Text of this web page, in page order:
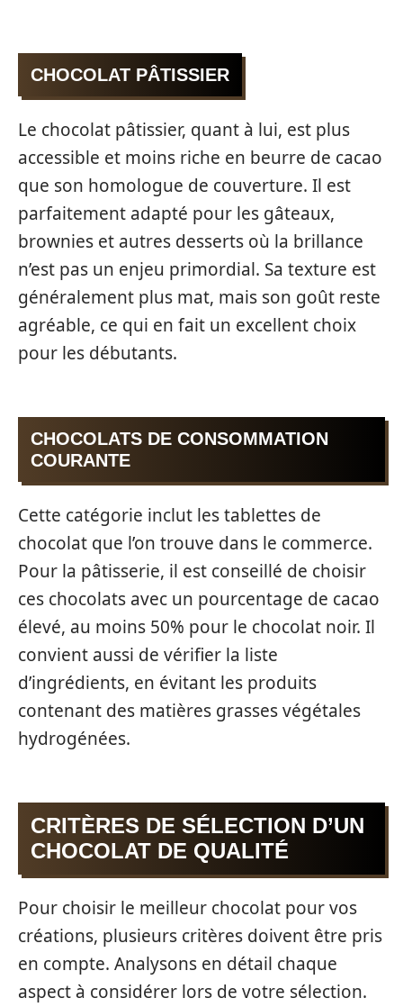
CHOCOLAT PÂTISSIER
Le chocolat pâtissier, quant à lui, est plus
accessible et moins riche en beurre de cacao
que son homologue de couverture. Il est
parfaitement adapté pour les gâteaux,
brownies et autres desserts où la brillance
n’est pas un enjeu primordial. Sa texture est
généralement plus mat, mais son goût reste
agréable, ce qui en fait un excellent choix
pour les débutants.
CHOCOLATS DE CONSOMMATION
COURANTE
Cette catégorie inclut les tablettes de
chocolat que l’on trouve dans le commerce.
Pour la pâtisserie, il est conseillé de choisir
ces chocolats avec un pourcentage de cacao
élevé, au moins 50% pour le chocolat noir. Il
convient aussi de vérifier la liste
d’ingrédients, en évitant les produits
contenant des matières grasses végétales
hydrogénées.
CRITÈRES DE SÉLECTION D’UN
CHOCOLAT DE QUALITÉ
Pour choisir le meilleur chocolat pour vos
créations, plusieurs critères doivent être pris
en compte. Analysons en détail chaque
aspect à considérer lors de votre sélection.